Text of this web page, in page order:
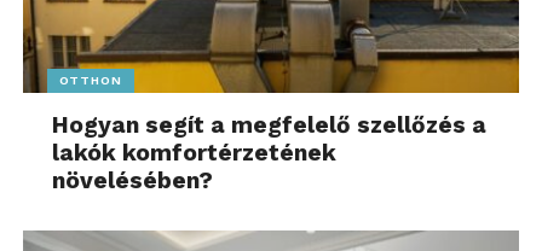
OTTHON
Hogyan segít a megfelelő szellőzés a
lakók komfortérzetének
növelésében?